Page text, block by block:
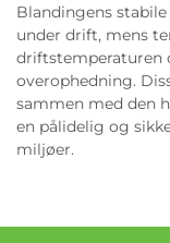
Blandingens
under drift, mens
driftstemperaturen
overophedning.
sammen med den
en pålidelig og
miljøer.